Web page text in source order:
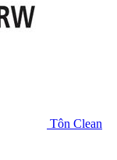
Tôn Clean